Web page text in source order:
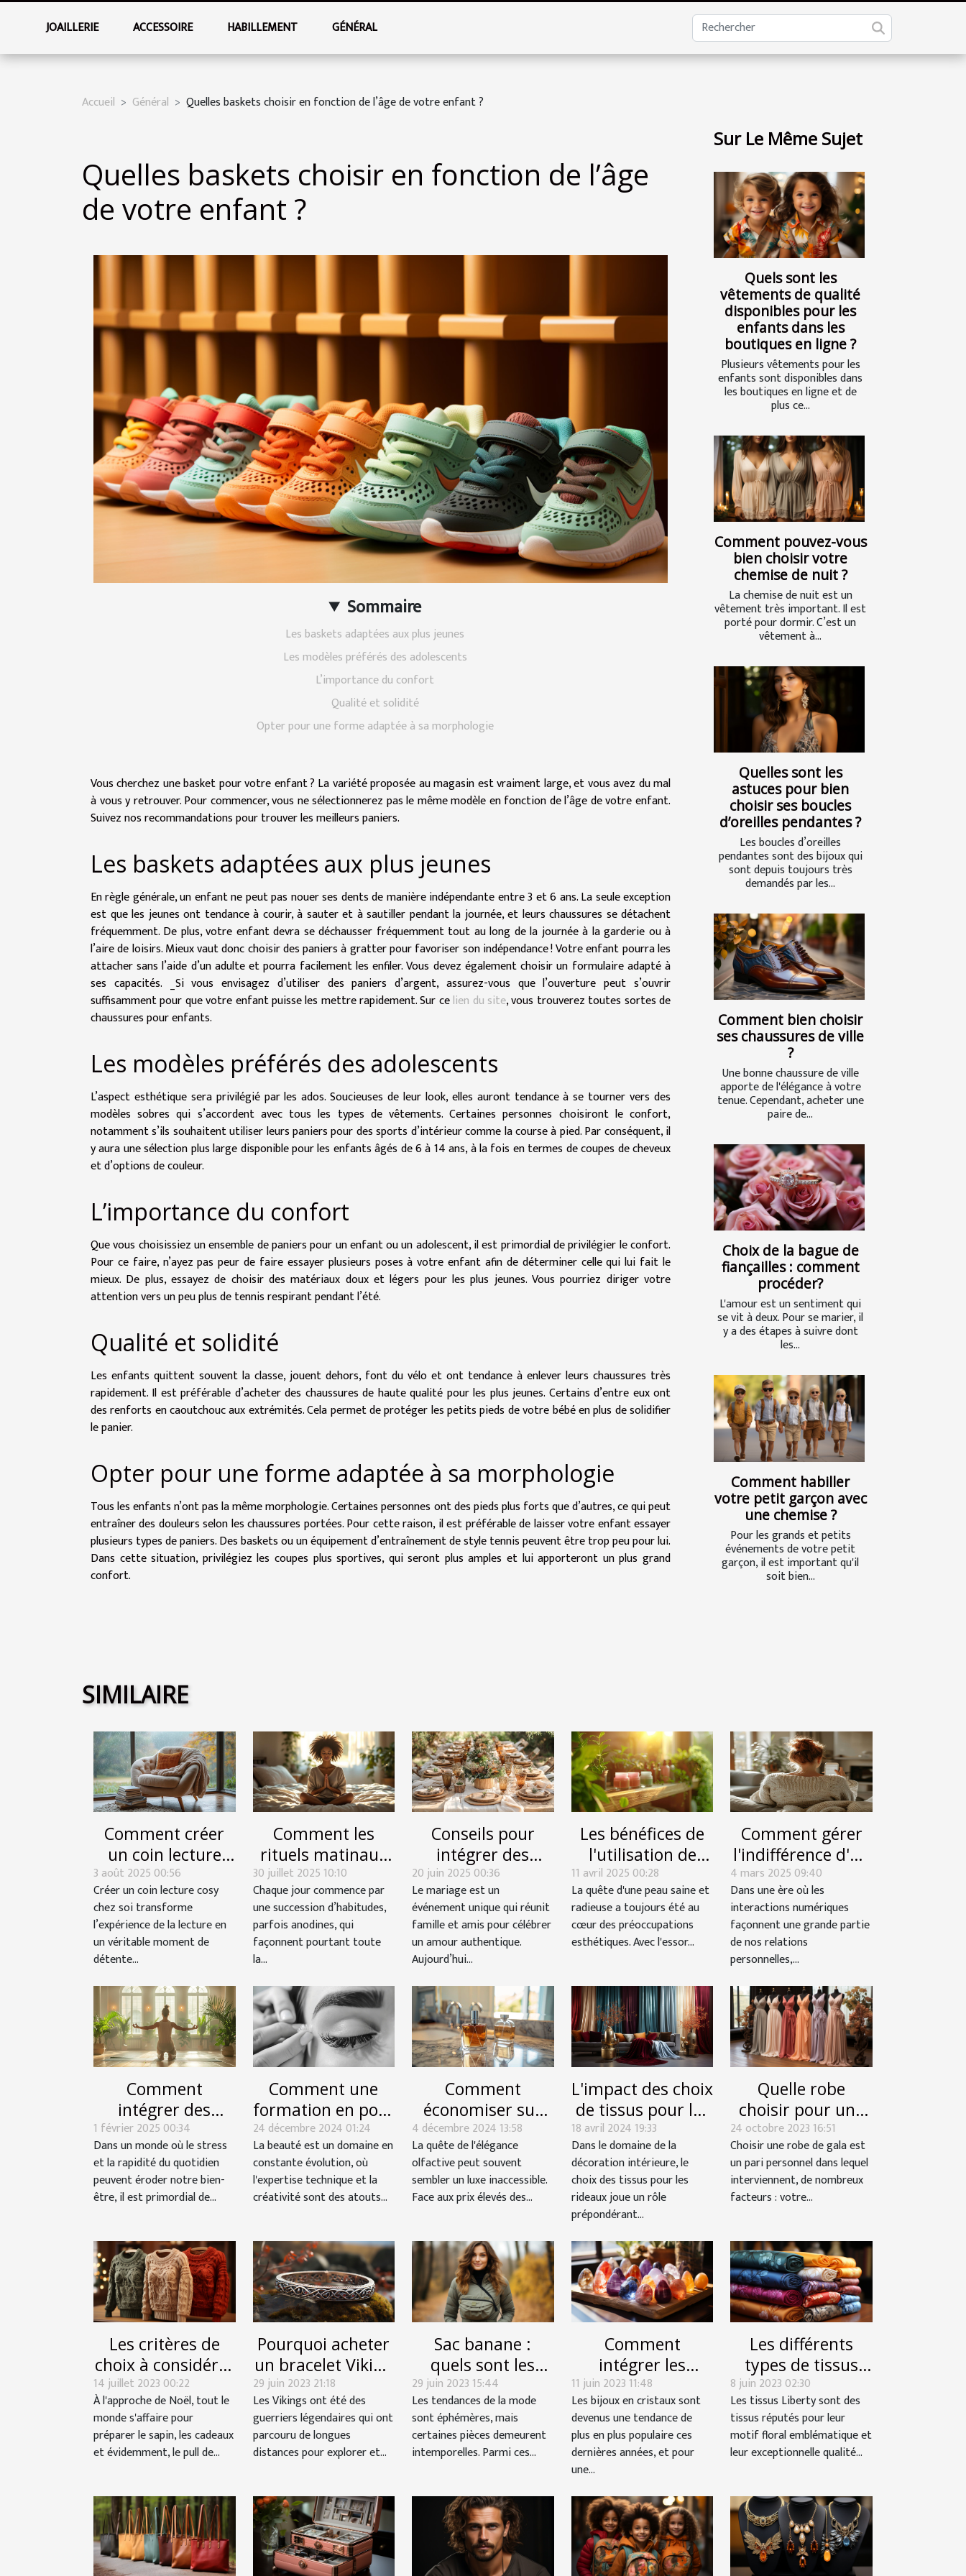
JOAILLERIE ACCESSOIRE HABILLEMENT GÉNÉRAL
Accueil Général Quelles baskets choisir en fonction de l’âge de votre enfant ?
Quelles baskets choisir en fonction de l’âge
de votre enfant ?
Sommaire
Les baskets adaptées aux plus jeunes
Les modèles préférés des adolescents
L’importance du confort
Qualité et solidité
Opter pour une forme adaptée à sa morphologie
Vous cherchez une basket pour votre enfant ? La variété proposée au magasin est vraiment large, et vous avez du mal
à vous y retrouver. Pour commencer, vous ne sélectionnerez pas le même modèle en fonction de l’âge de votre enfant.
Suivez nos recommandations pour trouver les meilleurs paniers.
Les baskets adaptées aux plus jeunes
En règle générale, un enfant ne peut pas nouer ses dents de manière indépendante entre 3 et 6 ans. La seule exception
est que les jeunes ont tendance à courir, à sauter et à sautiller pendant la journée, et leurs chaussures se détachent
fréquemment. De plus, votre enfant devra se déchausser fréquemment tout au long de la journée à la garderie ou à
l’aire de loisirs. Mieux vaut donc choisir des paniers à gratter pour favoriser son indépendance ! Votre enfant pourra les
attacher sans l’aide d’un adulte et pourra facilement les enfiler. Vous devez également choisir un formulaire adapté à
ses capacités. _Si vous envisagez d’utiliser des paniers d’argent, assurez-vous que l’ouverture peut s’ouvrir
suffisamment pour que votre enfant puisse les mettre rapidement. Sur celien du site, vous trouverez toutes sortes de
chaussures pour enfants.
Les modèles préférés des adolescents
L’aspect esthétique sera privilégié par les ados. Soucieuses de leur look, elles auront tendance à se tourner vers des
modèles sobres qui s’accordent avec tous les types de vêtements. Certaines personnes choisiront le confort,
notamment s’ils souhaitent utiliser leurs paniers pour des sports d’intérieur comme la course à pied. Par conséquent, il
y aura une sélection plus large disponible pour les enfants âgés de 6 à 14 ans, à la fois en termes de coupes de cheveux
et d’options de couleur.
L’importance du confort
Que vous choisissiez un ensemble de paniers pour un enfant ou un adolescent, il est primordial de privilégier le confort.
Pour ce faire, n’ayez pas peur de faire essayer plusieurs poses à votre enfant afin de déterminer celle qui lui fait le
mieux. De plus, essayez de choisir des matériaux doux et légers pour les plus jeunes. Vous pourriez diriger votre
attention vers un peu plus de tennis respirant pendant l’été.
Qualité et solidité
Les enfants quittent souvent la classe, jouent dehors, font du vélo et ont tendance à enlever leurs chaussures très
rapidement. Il est préférable d’acheter des chaussures de haute qualité pour les plus jeunes. Certains d’entre eux ont
des renforts en caoutchouc aux extrémités. Cela permet de protéger les petits pieds de votre bébé en plus de solidifier
le panier.
Opter pour une forme adaptée à sa morphologie
Tous les enfants n’ont pas la même morphologie. Certaines personnes ont des pieds plus forts que d’autres, ce qui peut
entraîner des douleurs selon les chaussures portées. Pour cette raison, il est préférable de laisser votre enfant essayer
plusieurs types de paniers. Des baskets ou un équipement d’entraînement de style tennis peuvent être trop peu pour lui.
Dans cette situation, privilégiez les coupes plus sportives, qui seront plus amples et lui apporteront un plus grand
confort.
Sur Le Même Sujet
Quels sont les
vêtements de qualité
disponibles pour les
enfants dans les
boutiques en ligne ?
Plusieurs vêtements pour les
enfants sont disponibles dans
les boutiques en ligne et de
plus ce...
Comment pouvez-vous
bien choisir votre
chemise de nuit ?
La chemise de nuit est un
vêtement très important. Il est
porté pour dormir. C’est un
vêtement à...
Quelles sont les
astuces pour bien
choisir ses boucles
d’oreilles pendantes ?
Les boucles d’oreilles
pendantes sont des bijoux qui
sont depuis toujours très
demandés par les...
Comment bien choisir
ses chaussures de ville
?
Une bonne chaussure de ville
apporte de l'élégance à votre
tenue. Cependant, acheter une
paire de...
Choix de la bague de
fiançailles : comment
procéder?
L'amour est un sentiment qui
se vit à deux. Pour se marier, il
y a des étapes à suivre dont
les...
Comment habiller
votre petit garçon avec
une chemise ?
Pour les grands et petits
événements de votre petit
garçon, il est important qu'il
soit bien...
SIMILAIRE
Comment créer
un coin lecture
cosy chez soi ?
3 août 2025 00:56
Créer un coin lecture cosy
chez soi transforme
l’expérience de la lecture en
un véritable moment de
détente...
Comment les
rituels matinaux
influencent-ils
votre succès
quotidien ?
30 juillet 2025 10:10
Chaque jour commence par
une succession d’habitudes,
parfois anodines, qui
façonnent pourtant toute
la...
Conseils pour
intégrer des
éléments
écoresponsables
dans votre
décoration de
mariage
20 juin 2025 00:36
Le mariage est un
événement unique qui réunit
famille et amis pour célébrer
un amour authentique.
Aujourd’hui...
Les bénéfices de
l'utilisation de
cosmétiques bio
pour la santé de
la peau
11 avril 2025 00:28
La quête d'une peau saine et
radieuse a toujours été au
cœur des préoccupations
esthétiques. Avec l'essor...
Comment gérer
l'indifférence d'un
ex sur les réseaux
sociaux
4 mars 2025 09:40
Dans une ère où les
interactions numériques
façonnent une grande partie
de nos relations
personnelles,...
Comment
intégrer des
routines de yoga
pour améliorer le
bien-être
quotidien
1 février 2025 00:34
Dans un monde où le stress
et la rapidité du quotidien
peuvent éroder notre bien-
être, il est primordial de...
Comment une
formation en pose
de cils peut
booster votre
carrière
esthétique
24 décembre 2024 01:24
La beauté est un domaine en
constante évolution, où
l'expertise technique et la
créativité sont des atouts...
Comment
économiser sur
les parfums de
luxe avec des
alternatives
abordables
4 décembre 2024 13:58
La quête de l'élégance
olfactive peut souvent
sembler un luxe inaccessible.
Face aux prix élevés des...
L'impact des choix
de tissus pour les
rideaux sur
l'ambiance d'une
pièce
18 avril 2024 19:33
Dans le domaine de la
décoration intérieure, le
choix des tissus pour les
rideaux joue un rôle
prépondérant...
Quelle robe
choisir pour une
soirée gala ?
24 octobre 2023 16:51
Choisir une robe de gala est
un pari personnel dans lequel
interviennent, de nombreux
facteurs : votre...
Les critères de
choix à considérer
pour choisir un
bon pull de Noël
14 juillet 2023 00:22
À l'approche de Noël, tout le
monde s'affaire pour
préparer le sapin, les cadeaux
et évidemment, le pull de...
Pourquoi acheter
un bracelet Viking
?
29 juin 2023 21:18
Les Vikings ont été des
guerriers légendaires qui ont
parcouru de longues
distances pour explorer et...
Sac banane :
quels sont les
avantages de
choisir cet
accessoire de
mode ?
29 juin 2023 15:44
Les tendances de la mode
sont éphémères, mais
certaines pièces demeurent
intemporelles. Parmi ces...
Comment
intégrer les
cristaux dans
votre style
personnel ?
11 juin 2023 11:48
Les bijoux en cristaux sont
devenus une tendance de
plus en plus populaire ces
dernières années, et pour
une...
Les différents
types de tissus
Liberty
8 juin 2023 02:30
Les tissus Liberty sont des
tissus réputés pour leur
motif floral emblématique et
leur exceptionnelle qualité...